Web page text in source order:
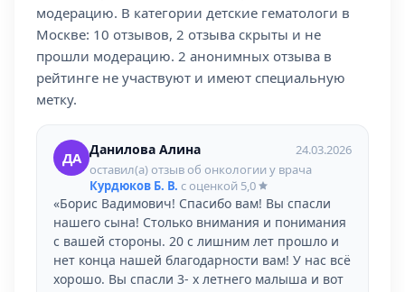
модерацию. В категории детские гематологи в
Москве: 10 отзывов, 2 отзыва скрыты и не
прошли модерацию. 2 анонимных отзыва в
рейтинге не участвуют и имеют специальную
метку.
ДА Данилова Алина
24.03.2026
оставил(а) отзыв об онкологии у врача
Курдюков Б. В. с оценкой 5,0
«Борис Вадимович! Спасибо вам! Вы спасли
нашего сына! Столько внимания и понимания
с вашей стороны. 20 с лишним лет прошло и
нет конца нашей благодарности вам! У нас всё
хорошо. Вы спасли 3- х летнего малыша и вот